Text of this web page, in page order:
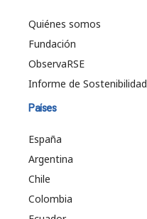
Quiénes somos
Fundación
ObservaRSE
Informe de Sostenibilidad
Países
España
Argentina
Chile
Colombia